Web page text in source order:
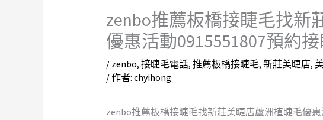
zenbo推薦板橋接睫毛找新
優惠活動0915551807預約
/ zenbo, 接睫毛電話, 推薦板橋接睫毛, 新莊美睫店,
/ 作者: chyihong
zenbo推薦板橋接睫毛找新莊美睫店蘆洲植睫毛優